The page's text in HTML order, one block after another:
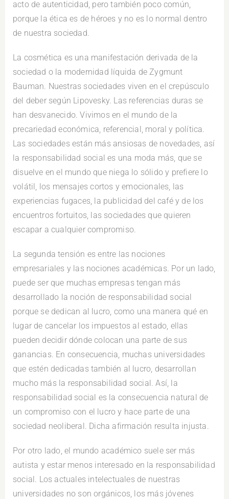
acto de autenticidad, pero también poco común,
porque la ética es de héroes y no es lo normal dentro
de nuestra sociedad.
La cosmética es una manifestación derivada de la
sociedad o la modernidad líquida de Zygmunt
Bauman. Nuestras sociedades viven en el crepúsculo
del deber según Lipovesky. Las referencias duras se
han desvanecido. Vivimos en el mundo de la
precariedad económica, referencial, moral y política.
Las sociedades están más ansiosas de novedades, así
la responsabilidad social es una moda más, que se
disuelve en el mundo que niega lo sólido y prefiere lo
volátil, los mensajes cortos y emocionales, las
experiencias fugaces, la publicidad del café y de los
encuentros fortuitos, las sociedades que quieren
escapar a cualquier compromiso.
La segunda tensión es entre las nociones
empresariales y las nociones académicas. Por un lado,
puede ser que muchas empresas tengan más
desarrollado la noción de responsabilidad social
porque se dedican al lucro, como una manera qué en
lugar de cancelar los impuestos al estado, ellas
pueden decidir dónde colocan una parte de sus
ganancias. En consecuencia, muchas universidades
que estén dedicadas también al lucro, desarrollan
mucho más la responsabilidad social. Así, la
responsabilidad social es la consecuencia natural de
un compromiso con el lucro y hace parte de una
sociedad neoliberal. Dicha afirmación resulta injusta.
Por otro lado, el mundo académico suele ser más
autista y estar menos interesado en la responsabilidad
social. Los actuales intelectuales de nuestras
universidades no son orgánicos, los más jóvenes